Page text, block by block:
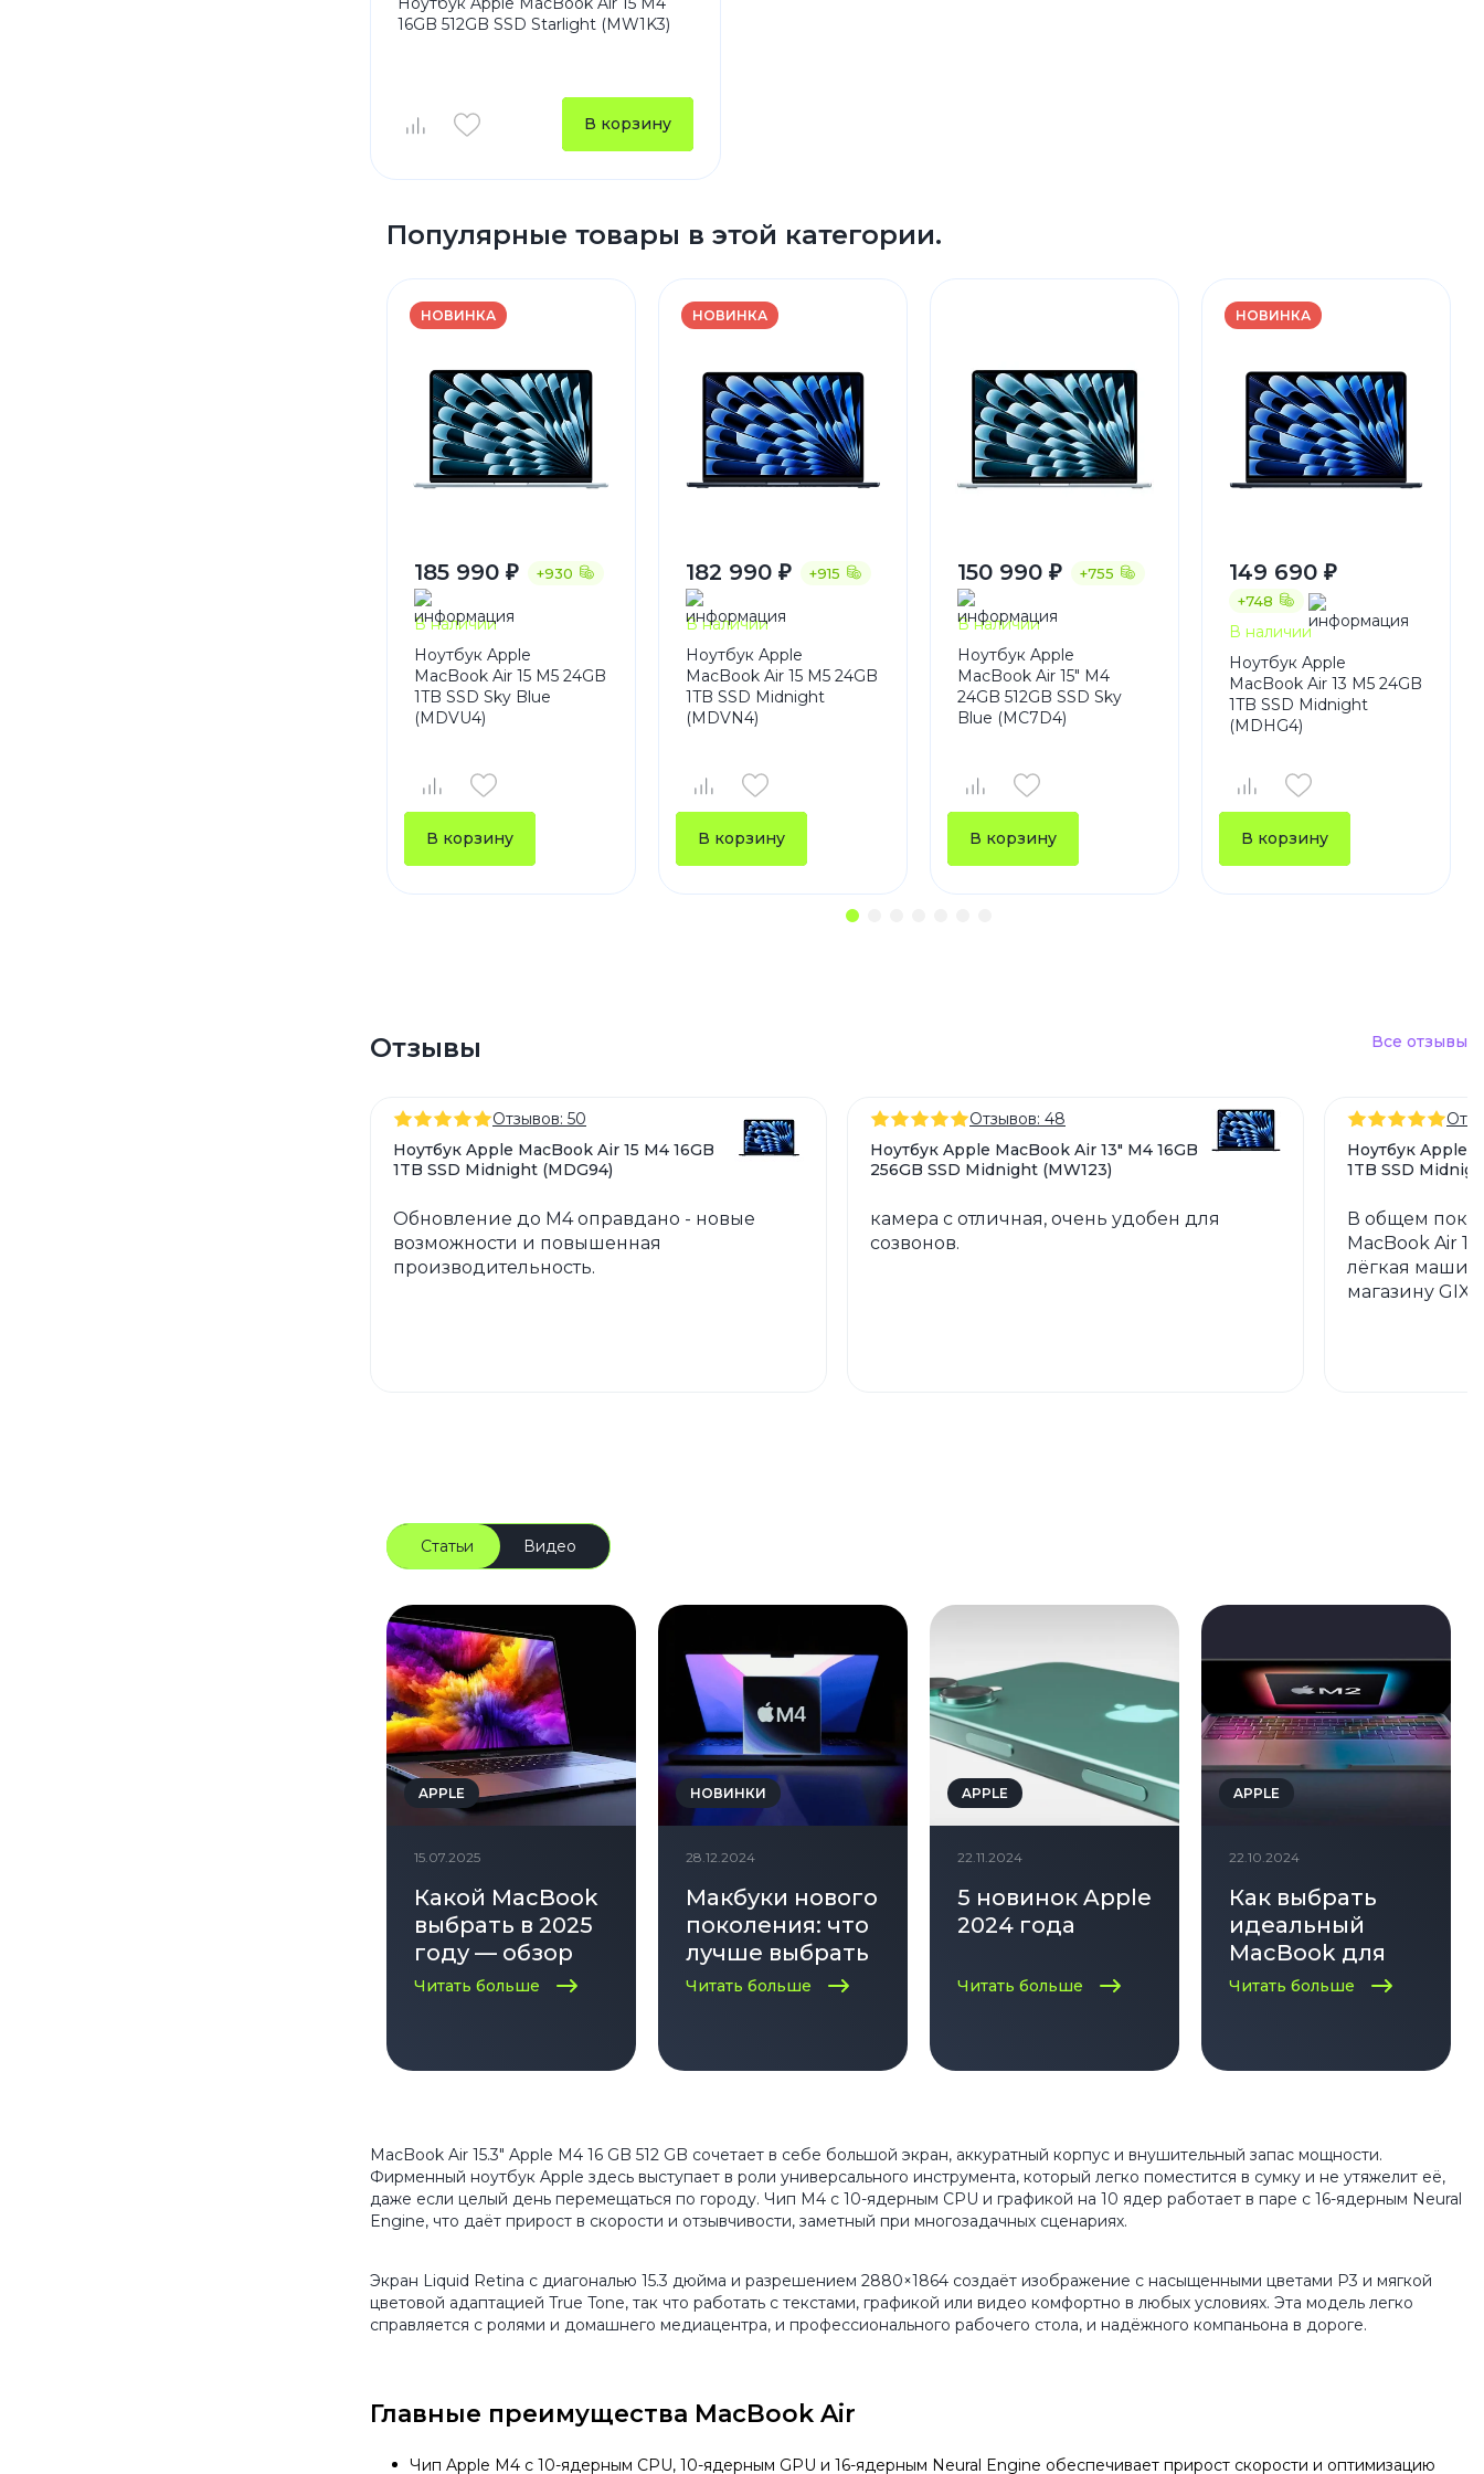
16GB 512GB SSD Starlight (MW1K3)
В корзину
Популярные товары в этой категории.
НОВИНКА
+930
185 990 ₽
В наличии
Ноутбук Apple
MacBook Air 15 M5 24GB
1TB SSD Sky Blue
(MDVU4)
В корзину
НОВИНКА
+915
182 990 ₽
В наличии
Ноутбук Apple
MacBook Air 15 M5 24GB
1TB SSD Midnight
(MDVN4)
В корзину
+755
150 990 ₽
В наличии
Ноутбук Apple
MacBook Air 15" M4
24GB 512GB SSD Sky
Blue (MC7D4)
В корзину
НОВИНКА
+748
149 690 ₽
В наличии
Ноутбук Apple
MacBook Air 13 M5 24GB
1TB SSD Midnight
(MDHG4)
В корзину
Отзывы Все отзывы
Отзывов: 50
Ноутбук Apple MacBook Air 15 M4 16GB
1TB SSD Midnight (MDG94)
Обновление до M4 оправдано - новые
возможности и повышенная
производительность.
Отзывов: 48
Ноутбук Apple MacBook Air 13" M4 16GB
256GB SSD Midnight (MW123)
камера с отличная, очень удобен для
созвонов.
Ноутбук Apple
1TB SSD
В общем
MacBook Air
лёгкая
магазину GIX
Статьи Видео
APPLE
15.07.2025
Какой MacBook
выбрать в 2025
году — обзор
актуальных
Читать больше
НОВИНКИ
28.12.2024
Макбуки нового
поколения: что
лучше выбрать
Читать больше
APPLE
22.11.2024
5 новинок Apple
2024 года
Читать больше
APPLE
22.10.2024
Как выбрать
идеальный
MacBook для
ваших нужд?
Читать больше
MacBook Air 15.3" Apple M4 16 GB 512 GB сочетает в себе большой экран, аккуратный корпус и внушительный запас мощности.
Фирменный ноутбук Apple здесь выступает в роли универсального инструмента, который легко поместится в сумку и не утяжелит её,
даже если целый день перемещаться по городу. Чип M4 с 10-ядерным CPU и графикой на 10 ядер работает в паре с 16-ядерным Neural
Engine, что даёт прирост в скорости и отзывчивости, заметный при многозадачных сценариях.
Экран Liquid Retina с диагональю 15.3 дюйма и разрешением 2880×1864 создаёт изображение с насыщенными цветами P3 и мягкой
цветовой адаптацией True Tone, так что работать с текстами, графикой или видео комфортно в любых условиях. Эта модель легко
справляется с ролями и домашнего медиацентра, и профессионального рабочего стола, и надёжного компаньона в дороге.
Главные преимущества MacBook Air
Чип Apple M4 с 10-ядерным CPU, 10-ядерным GPU и 16-ядерным Neural Engine обеспечивает прирост скорости и оптимизацию